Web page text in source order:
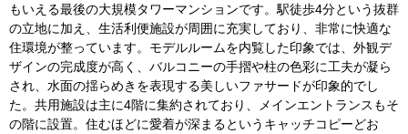
もいえる最後の大規模タワーマンションです。駅徒歩4分という抜群
の立地に加え、生活利便施設が周囲に充実しており、非常に快適な
住環境が整っています。モデルルームを内覧した印象では、外観デ
ザインの完成度が高く、バルコニーの手摺や柱の色彩に工夫が凝ら
され、水面の揺らめきを表現する美しいファサードが印象的でし
た。共用施設は主に4階に集約されており、メインエントランスもそ
の階に設置。住むほどに愛着が深まるというキャッチコピーどお